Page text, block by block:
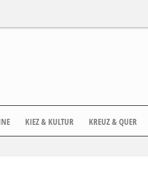
KIEZ & KULTUR KREUZ & QUER